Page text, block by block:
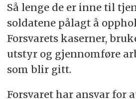
Så lenge de er inne til
soldatene pålagt å
Forsvarets kaserner,
utstyr og gjennomføre
som blir gitt.
Forsvaret har ansvar for